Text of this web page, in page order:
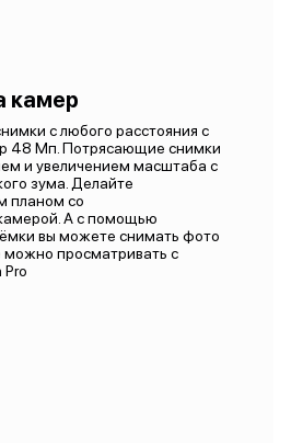
камер
с любого расстояния с
48 Мп. Потрясающие снимки
и увеличением масштаба с
зума. Делайте
планом со
А с помощью
вы можете снимать фото
можно просматривать с